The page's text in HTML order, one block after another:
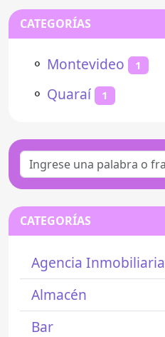
CATEGORÍAS
⚬ Montevideo 1
⚬ Quaraí 1
CATEGORÍAS
Agencia Inmobiliaria
Almacén
Bar